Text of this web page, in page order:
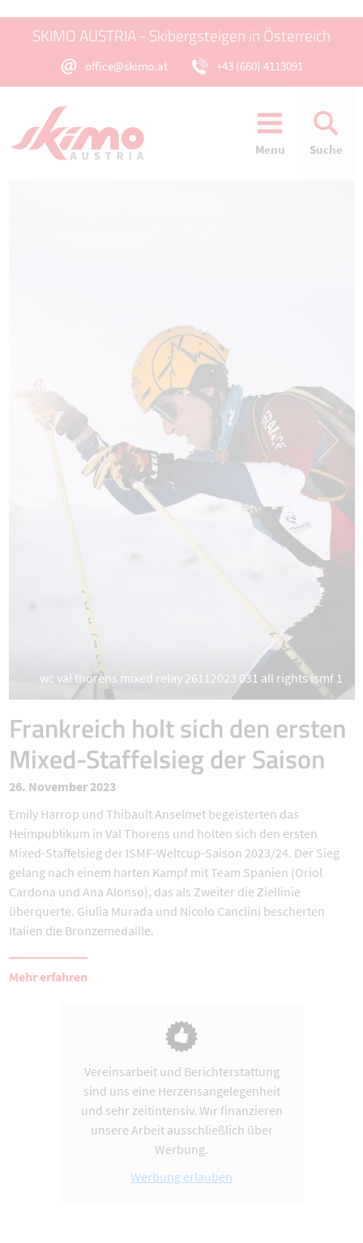
SKIMO AUSTRIA - Skibergsteigen in Österreich
office@skimo.at +43 (660) 4113091
Menu Suche
wc val thorens mixed relay 26112023 031 all rights ismf 1
Frankreich holt sich den ersten
Mixed-Staffelsieg der Saison
26. November 2023
Emily Harrop und Thibault Anselmet begeisterten das
Heimpublikum in Val Thorens und holten sich den ersten
Mixed-Staffelsieg der ISMF-Weltcup-Saison 2023/24. Der Sieg
gelang nach einem harten Kampf mit Team Spanien (Oriol
Cardona und Ana Alonso), das als Zweiter die Ziellinie
überquerte. Giulia Murada und Nicolo Canclini bescherten
Italien die Bronzemedaille.
Mehr erfahren
Vereinsarbeit und Berichterstattung
sind uns eine Herzensangelegenheit
und sehr zeitintensiv. Wir finanzieren
unsere Arbeit ausschließlich über
Werbung.
Werbung erlauben